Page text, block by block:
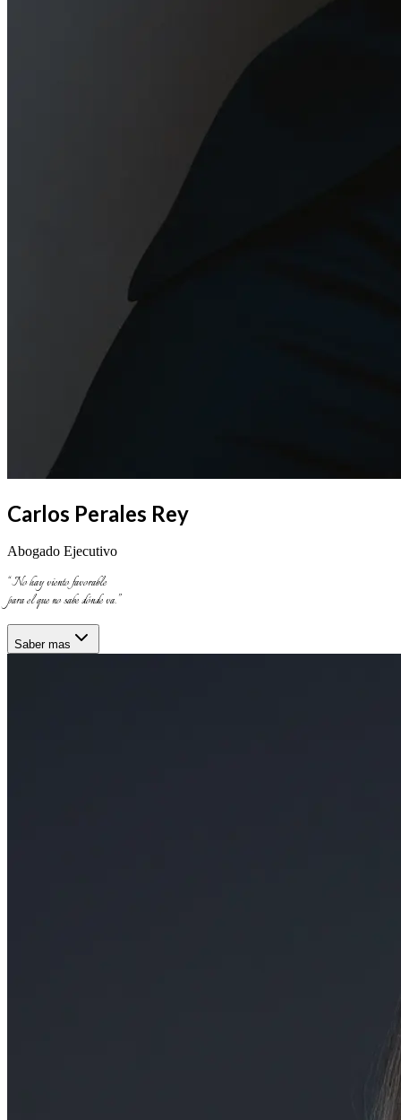
Carlos Perales Rey
Abogado Ejecutivo
“No hay viento favorable
para el que no sabe dónde va.
Saber mas